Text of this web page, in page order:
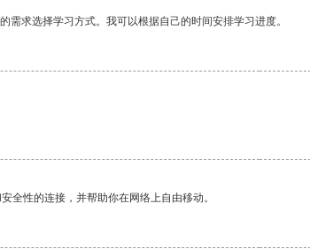
需求选择学习方式。我可以根据自己的时间安排学习进度。
全性的连接，并帮助你在网络上自由移动。